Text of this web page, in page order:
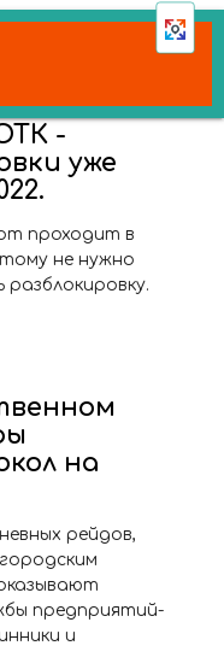
-
уже
проходит в
не нужно
на
рейдов,
предприятий-
и